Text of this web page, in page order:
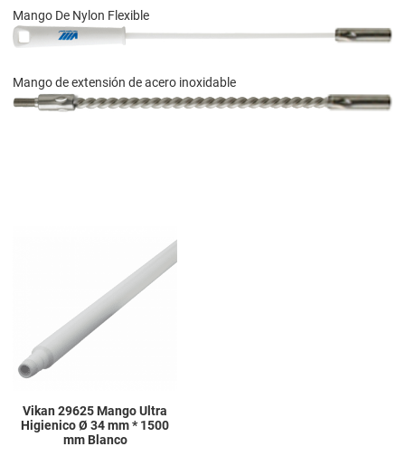
Mango De Nylon Flexible
Mango de extensión de acero inoxidable
Vikan 29625 Mango Ultra
Higienico Ø 34 mm * 1500
mm Blanco